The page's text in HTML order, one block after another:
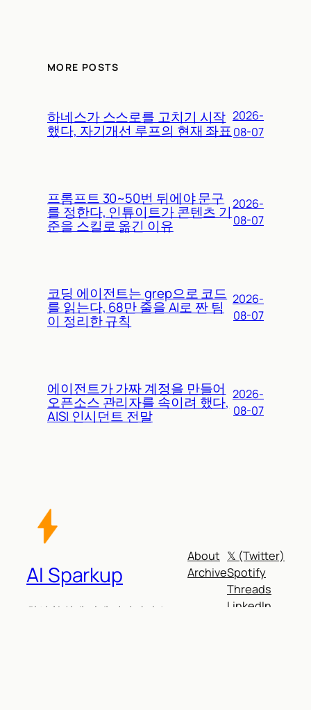
MORE POSTS
하네스가 스스로를 고치기 시작
했다, 자기개선 루프의 현재 좌표
2026-
08-07
프롬프트 30~50번 뒤에야 문구
를 정한다, 인튜이트가 콘텐츠 기
준을 스킬로 옮긴 이유
2026-
08-07
코딩 에이전트는 grep으로 코드
를 읽는다, 68만 줄을 AI로 짠 팀
이 정리한 규칙
2026-
08-07
에이전트가 가짜 계정을 만들어
오픈소스 관리자를 속이려 했다,
AISI 인시던트 전말
2026-
08-07
AI Sparkup
최신 AI 쉽게 깊게 따라잡기⚡
About
Archive
𝕏 (Twitter)
Spotify
Threads
LinkedIn